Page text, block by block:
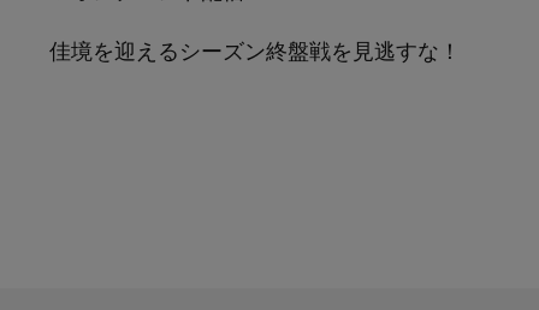
佳境を迎えるシーズン終盤戦を見逃すな！